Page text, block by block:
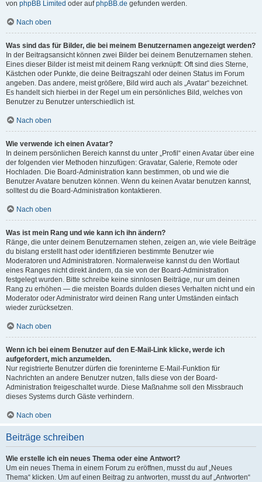
von phpBB Limited oder aufphpBB.de gefunden werden.
Nach oben
Was sind das für Bilder, die bei meinem Benutzernamen angezeigt werden?
In der Beitragsansicht können zwei Bilder bei deinem Benutzernamen stehen.
Eines dieser Bilder ist meist mit deinem Rang verknüpft: Oft sind dies Sterne,
Kästchen oder Punkte, die deine Beitragszahl oder deinen Status im Forum
angeben. Das andere, meist größere, Bild wird auch als „Avatar“ bezeichnet.
Es handelt sich hierbei in der Regel um ein persönliches Bild, welches von
Benutzer zu Benutzer unterschiedlich ist.
Nach oben
Wie verwende ich einen Avatar?
In deinem persönlichen Bereich kannst du unter „Profil“ einen Avatar über eine
der folgenden vier Methoden hinzufügen: Gravatar, Galerie, Remote oder
Hochladen. Die Board-Administration kann bestimmen, ob und wie die
Benutzer Avatare benutzen können. Wenn du keinen Avatar benutzen kannst,
solltest du die Board-Administration kontaktieren.
Nach oben
Was ist mein Rang und wie kann ich ihn ändern?
Ränge, die unter deinem Benutzernamen stehen, zeigen an, wie viele Beiträge
du bislang erstellt hast oder identifizieren bestimmte Benutzer wie
Moderatoren und Administratoren. Normalerweise kannst du den Wortlaut
eines Ranges nicht direkt ändern, da sie von der Board-Administration
festgelegt wurden. Bitte schreibe keine sinnlosen Beiträge, nur um deinen
Rang zu erhöhen — die meisten Boards dulden dieses Verhalten nicht und ein
Moderator oder Administrator wird deinen Rang unter Umständen einfach
wieder zurücksetzen.
Nach oben
Wenn ich bei einem Benutzer auf den E-Mail-Link klicke, werde ich
aufgefordert, mich anzumelden.
Nur registrierte Benutzer dürfen die foreninterne E-Mail-Funktion für
Nachrichten an andere Benutzer nutzen, falls diese von der Board-
Administration freigeschaltet wurde. Diese Maßnahme soll den Missbrauch
dieses Systems durch Gäste verhindern.
Nach oben
Beiträge schreiben
Wie erstelle ich ein neues Thema oder eine Antwort?
Um ein neues Thema in einem Forum zu eröffnen, musst du auf „Neues
Thema“ klicken. Um auf einen Beitrag zu antworten, musst du auf „Antworten“